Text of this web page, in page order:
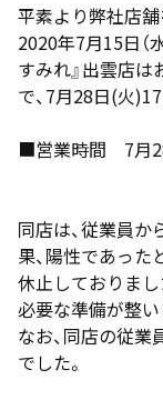
平素より弊社店舗
2020年7月15日（
すみれ』出雲店
で、7月28日(火
■営業時間 7月
同店は、従業員
果、陽性であっ
休止しておりまし
必要な準備が整
なお、同店の従
でした。